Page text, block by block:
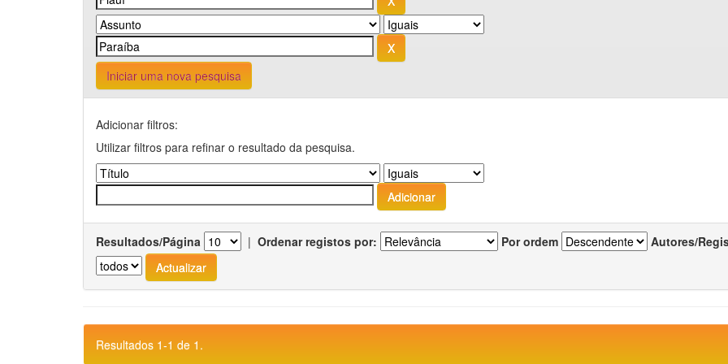
Iniciar uma nova pesquisa
Adicionar filtros:
Utilizar filtros para refinar o resultado da pesquisa.
Resultados/Página | Ordenar registos por: Por ordem Autores/
Resultados 1-1 de 1.